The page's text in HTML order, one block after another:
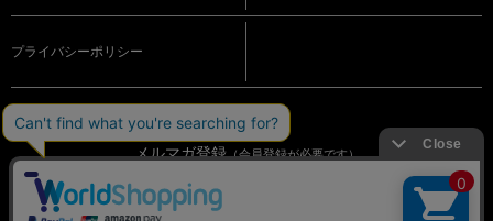
プライバシーポリシー
メルマガ登録（会員登録が必要です）
OFFICIAL SNS